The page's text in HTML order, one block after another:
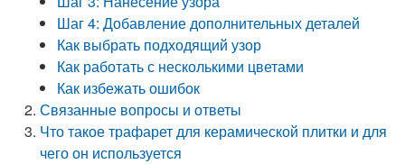
Шаг 4: Добавление дополнительных деталей
Как выбрать подходящий узор
Как работать с несколькими цветами
Как избежать ошибок
Связанные вопросы и ответы
Что такое трафарет для керамической плитки и для
чего он используется